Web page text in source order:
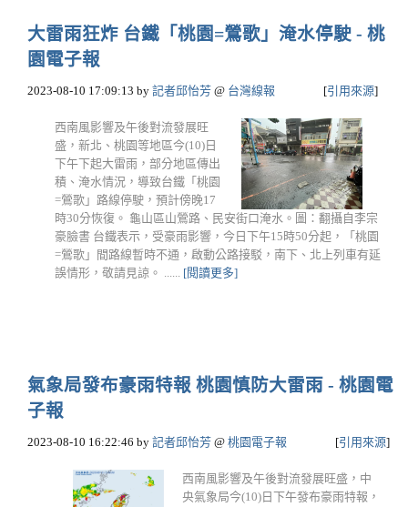
大雷雨狂炸 台鐵「桃園=鶯歌」淹水停駛 - 桃
園電子報
2023-08-10 17:09:13 by 記者邱怡芳 @ 台灣線報 [引用來源]
西南風影響及午後對流發展旺
盛，新北、桃園等地區今(10)日
下午下起大雷雨，部分地區傳出
積、淹水情況，導致台鐵「桃園
=鶯歌」路線停駛，預計傍晚17
時30分恢復。 龜山區山鶯路、民安街口淹水。圖：翻攝自李宗
豪臉書 台鐵表示，受豪雨影響，今日下午15時50分起，「桃園
=鶯歌」間路線暫時不通，啟動公路接駁，南下、北上列車有延
誤情形，敬請見諒。 ...... [閱讀更多]
氣象局發布豪雨特報 桃園慎防大雷雨 - 桃園電
子報
2023-08-10 16:22:46 by 記者邱怡芳 @ 桃園電子報 [引用來源]
西南風影響及午後對流發展旺盛，中
央氣象局今(10)日下午發布豪雨特報，